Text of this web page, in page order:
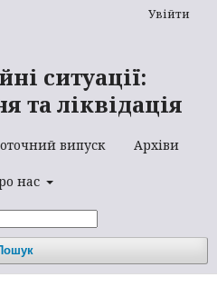
ситуації:
та ліквідація
випуск Архіви
нас
Увійти